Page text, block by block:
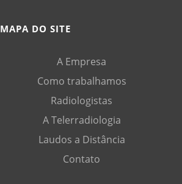
MAPA DO SITE
A Empresa
Como trabalhamos
Radiologistas
A Telerradiologia
Laudos a Distância
Contato